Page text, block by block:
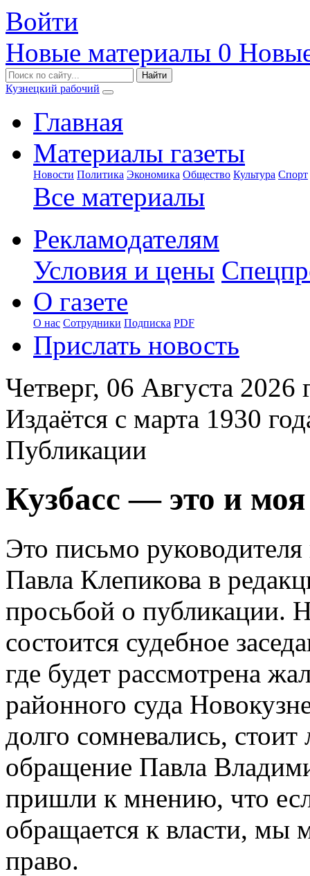
Войти
Новые материалы 0
Кузнецкий рабочий
Главная
Материалы газеты
Новости Политика Экономика Общество Культура Спорт
Все материалы
Рекламодателям
Условия и цены
О газете
О нас Сотрудники Подписка PDF
Прислать новость
Четверг, 06 Августа 2026
Издаётся с марта 1930
Публикации
Кузбасс — это и моя
Это письмо
Павла Клепикова в
просьбой о публикации.
состоится судебное
где будет рассмотрена
районного суда
долго сомневались,
обращение Павла
пришли к мнению, что
обращается к власти, мы
право.